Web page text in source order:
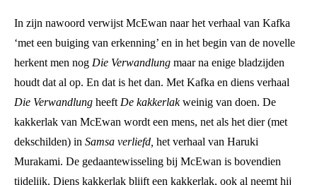
In zijn nawoord verwijst McEwan naar het verhaal van Kafka
‘met een buiging van erkenning’ en in het begin van de novelle
herkent men nog Die Verwandlung maar na enige bladzijden
houdt dat al op. En dat is het dan. Met Kafka en diens verhaal
Die Verwandlung heeft De kakkerlakweinig van doen. De
kakkerlak van McEwan wordt een mens, net als het dier (met
dekschilden) in Samsa verliefd, het verhaal van Haruki
Murakami. De gedaantewisseling bij McEwan is bovendien
tijdelijk. Diens kakkerlak blijft een kakkerlak, ook al neemt hij